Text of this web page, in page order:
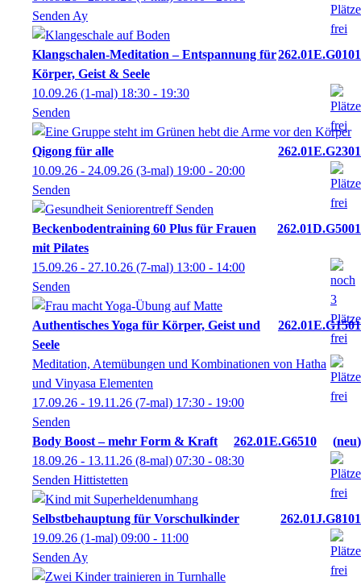
Senden Ay
Klangschalen-Meditation – Entspannung für
Körper, Geist & Seele
262.01E.G0101
10.09.26 (1-mal) 18:30 - 19:30
Senden
Qigong für alle
262.01E.G2301
10.09.26 - 24.09.26 (3-mal) 19:00 - 20:00
Senden
Beckenbodentraining 60 Plus für Frauen
mit Pilates
262.01D.G5001
15.09.26 - 27.10.26 (7-mal) 13:00 - 14:00
Senden
Authentisches Yoga für Körper, Geist und
Seele
262.01E.G1501
Meditation, Atemübungen und Kombinationen von Hatha
und Vinyasa Elementen
17.09.26 - 19.11.26 (7-mal) 17:30 - 19:00
Senden
Body Boost – mehr Form & Kraft
262.01E.G6510
neu
18.09.26 - 13.11.26 (8-mal) 07:30 - 08:30
Senden Hittistetten
Selbstbehauptung für Vorschulkinder
262.01J.G8101
19.09.26 (1-mal) 09:00 - 11:00
Senden Ay